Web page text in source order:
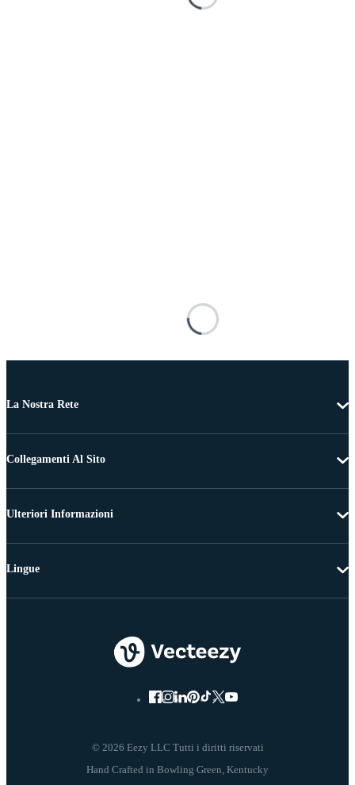
La Nostra Rete
Collegamenti Al Sito
Ulteriori Informazioni
© 2026 Eezy LLC Tutti i diritti riservati
Lingue